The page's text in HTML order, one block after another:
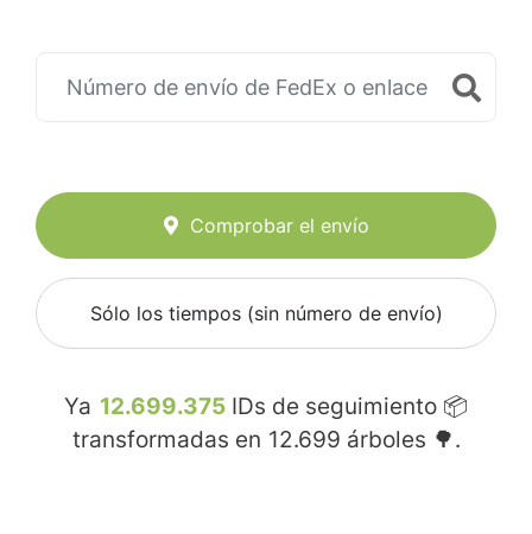
Comprobar el envío
Sólo los tiempos (sin número de envío)
Ya 12.699.375 IDs de seguimiento 📦
transformadas en 12.699 árboles 🌳.